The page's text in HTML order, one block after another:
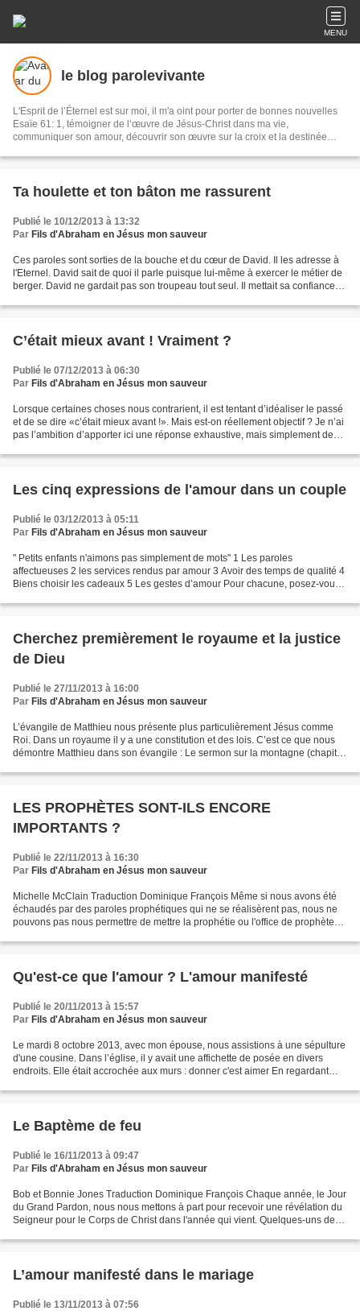
MENU
le blog parolevivante
L'Esprit de l’Éternel est sur moi, il m'a oint pour porter de bonnes nouvelles
Esaïe 61: 1, témoigner de l’œuvre de Jésus-Christ dans ma vie,
communiquer son amour, découvrir son œuvre sur la croix et la destinée
Ta houlette et ton bâton me rassurent
Publié le 10/12/2013 à 13:32
Par Fils d'Abraham en Jésus mon sauveur
Ces paroles sont sorties de la bouche et du cœur de David. Il les adresse à
l'Eternel. David sait de quoi il parle puisque lui-même à exercer le métier de
berger. David ne gardait pas son troupeau tout seul. Il mettait sa confiance
C’était mieux avant ! Vraiment ?
Publié le 07/12/2013 à 06:30
Par Fils d'Abraham en Jésus mon sauveur
Lorsque certaines choses nous contrarient, il est tentant d’idéaliser le passé
et de se dire «c’était mieux avant !». Mais est-on réellement objectif ? Je n’ai
pas l’ambition d’apporter ici une réponse exhaustive, mais simplement de
Les cinq expressions de l'amour dans un couple
Publié le 03/12/2013 à 05:11
Par Fils d'Abraham en Jésus mon sauveur
" Petits enfants n'aimons pas simplement de mots" 1 Les paroles
affectueuses 2 les services rendus par amour 3 Avoir des temps de qualité 4
Biens choisir les cadeaux 5 Les gestes d’amour Pour chacune, posez-vous
Cherchez premièrement le royaume et la justice
de Dieu
Publié le 27/11/2013 à 16:00
Par Fils d'Abraham en Jésus mon sauveur
L’évangile de Matthieu nous présente plus particulièrement Jésus comme
Roi. Dans un royaume il y a une constitution et des lois. C’est ce que nous
démontre Matthieu dans son évangile : Le sermon sur la montagne (chapitre
LES PROPHÈTES SONT-ILS ENCORE
IMPORTANTS ?
Publié le 22/11/2013 à 16:30
Par Fils d'Abraham en Jésus mon sauveur
Michelle McClain Traduction Dominique François Même si nous avons été
échaudés par des paroles prophétiques qui ne se réalisèrent pas, nous ne
pouvons pas nous permettre de mettre la prophétie ou l'office de prophète
Qu'est-ce que l'amour ? L'amour manifesté
Publié le 20/11/2013 à 15:57
Par Fils d'Abraham en Jésus mon sauveur
Le mardi 8 octobre 2013, avec mon épouse, nous assistions à une sépulture
d'une cousine. Dans l’église, il y avait une affichette de posée en divers
endroits. Elle était accrochée aux murs : donner c'est aimer En regardant
Le Baptème de feu
Publié le 16/11/2013 à 09:47
Par Fils d'Abraham en Jésus mon sauveur
Bob et Bonnie Jones Traduction Dominique François Chaque année, le Jour
du Grand Pardon, nous nous mettons à part pour recevoir une révélation du
Seigneur pour le Corps de Christ dans l'année qui vient. Quelques-uns des
L’amour manifesté dans le mariage
Publié le 13/11/2013 à 07:56